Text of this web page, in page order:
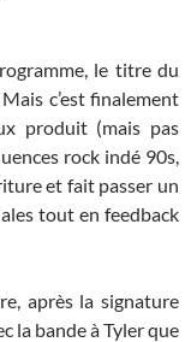
le titre du
c’est finalement
produit (mais pas
rock indé 90s,
et fait passer un
tout en feedback
après la signature
la bande à Tyler que